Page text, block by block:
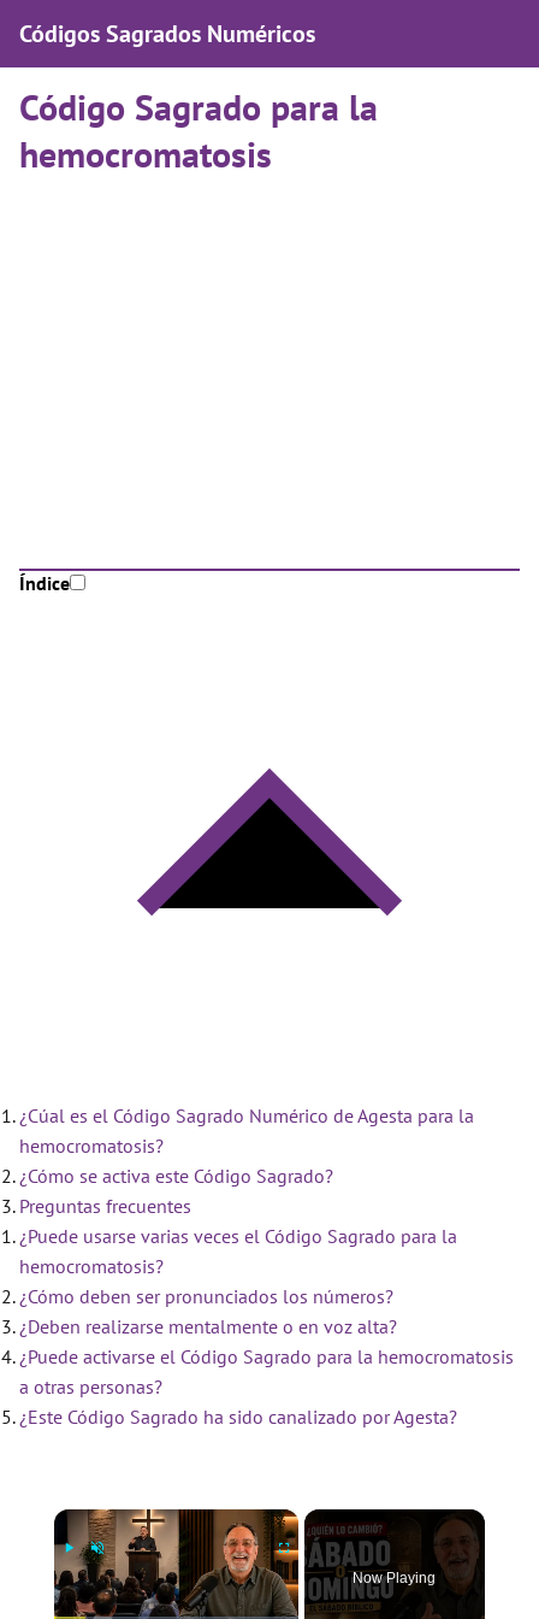
Códigos Sagrados Numéricos
Código Sagrado para la
hemocromatosis
Índice
¿Cúal es el Código Sagrado Numérico de Agesta para la
hemocromatosis?
¿Cómo se activa este Código Sagrado?
Preguntas frecuentes
¿Puede usarse varias veces el Código Sagrado para la
hemocromatosis?
¿Cómo deben ser pronunciados los números?
¿Deben realizarse mentalmente o en voz alta?
¿Puede activarse el Código Sagrado para la hemocromatosis
a otras personas?
¿Este Código Sagrado ha sido canalizado por Agesta?
×
Now Playing